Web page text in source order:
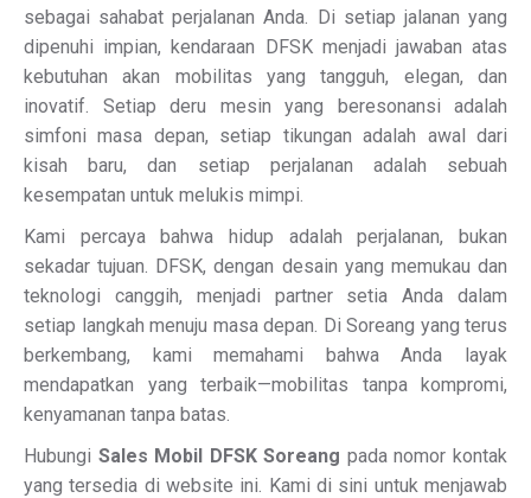
sebagai sahabat perjalanan Anda. Di setiap jalanan yang
dipenuhi impian, kendaraan DFSK menjadi jawaban atas
kebutuhan akan mobilitas yang tangguh, elegan, dan
inovatif. Setiap deru mesin yang beresonansi adalah
simfoni masa depan, setiap tikungan adalah awal dari
kisah baru, dan setiap perjalanan adalah sebuah
kesempatan untuk melukis mimpi.
Kami percaya bahwa hidup adalah perjalanan, bukan
sekadar tujuan. DFSK, dengan desain yang memukau dan
teknologi canggih, menjadi partner setia Anda dalam
setiap langkah menuju masa depan. Di Soreang yang terus
berkembang, kami memahami bahwa Anda layak
mendapatkan yang terbaik—mobilitas tanpa kompromi,
kenyamanan tanpa batas.
Hubungi Sales Mobil DFSK Soreang pada nomor kontak
yang tersedia di website ini. Kami di sini untuk menjawab